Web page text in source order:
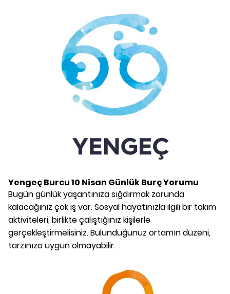
Yengeç Burcu10 Nisan Günlük Burç Yorumu
Bugün günlük yaşantınıza sığdırmak zorunda
kalacağınız çok iş var. Sosyal hayatınızla ilgili bir takım
aktiviteleri, birlikte çalıştığınız kişilerle
gerçekleştirmelisiniz. Bulunduğunuz ortamın düzeni,
tarzınıza uygun olmayabilir.